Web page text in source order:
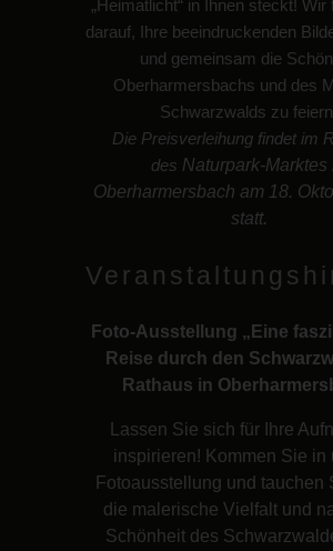
„Heimatlicht“ in Ihnen steckt! Wir
darauf, Ihre beeindruckenden
und gemeinsam die
Oberharmersbachs und des
Schwarzwalds zu
Die Preisverleihung findet im
des Naturpark-Marktes
Oberharmersbach am 18.
statt.
Foto-Ausstellung „Eine
Reise durch den
Rathaus in
Lassen Sie sich für Ihre
inspirieren! Kommen Sie in
Fotoausstellung und tauchen
die malerische Vielfalt und
Schönheit des